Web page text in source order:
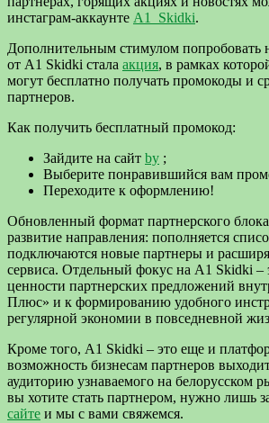
инстаграм-аккаунте A1_Skidki.
Дополнительным стимулом попробовать
от A1 Skidki стала акция, в рамках
могут бесплатно получать промокоды и
партнеров.
Как получить бесплатный промокод:
Зайдите на сайт by ;
Выберите понравившийся вам
Переходите к оформлению!
Обновленный формат партнерского
развитие направления: пополняется
подключаются новые партнеры и
сервиса. Отдельный фокус на A1 Skidki
ценности партнерских предложений
Плюс» и к формированию удобного
регулярной экономии в повседневной
Кроме того, A1 Skidki – это еще и
возможность бизнесам партнеров
аудиторию узнаваемого на белорусском
вы хотите стать партнером, нужно лишь
сайте и мы с вами свяжемся.